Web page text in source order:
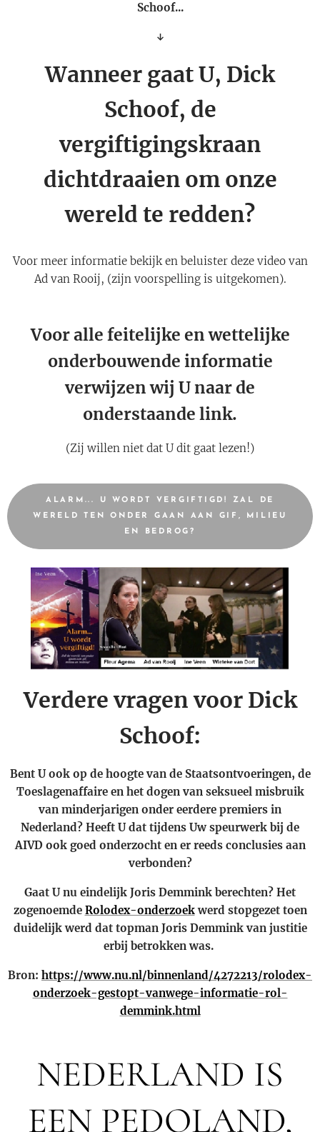
Schoof...
↓
Wanneer gaat U, Dick
Schoof, de
vergiftigingskraan
dichtdraaien om onze
wereld te redden?
Voor meer informatie bekijk en beluister deze video van
Ad van Rooij, (zijn voorspelling is uitgekomen).
Voor alle feitelijke en wettelijke
onderbouwende informatie
verwijzen wij U naar de
onderstaande link.
(Zij willen niet dat U dit gaat lezen!)
ALARM... U WORDT VERGIFTIGD! ZAL DE
WERELD TEN ONDER GAAN AAN GIF, MILIEU
EN BEDROG?
Verdere vragen voor Dick
Schoof:
Bent U ook op de hoogte van de Staatsontvoeringen, de
Toeslagenaffaire en het dogen van seksueel misbruik
van minderjarigen onder eerdere premiers in
Nederland? Heeft U dat tijdens Uw speurwerk bij de
AIVD ook goed onderzocht en er reeds conclusies aan
verbonden?
Gaat U nu eindelijk Joris Demmink berechten? Het
zogenoemde Rolodex-onderzoekwerd stopgezet toen
duidelijk werd dat topman Joris Demmink van justitie
erbij betrokken was.
Bron: https://www.nu.nl/binnenland/4272213/rolodex-
onderzoek-gestopt-vanwege-informatie-rol-
demmink.html
NEDERLAND IS
EEN PEDOLAND,